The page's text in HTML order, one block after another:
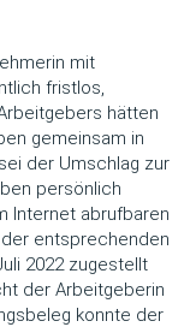
mit
fristlos,
hätten
gemeinsam in
der Umschlag zur
persönlich
Internet abrufbaren
entsprechenden
2022 zugestellt
der Arbeitgeberin
konnte der